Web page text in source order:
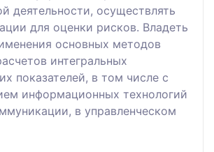
деятельности, осуществлять
для оценки рисков. Владеть
основных методов
интегральных
показателей, в том числе с
информационных технологий
в управленческом